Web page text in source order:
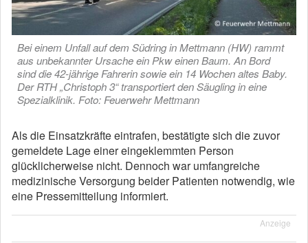
Bei einem Unfall auf dem Südring in Mettmann (HW) rammt
aus unbekannter Ursache ein Pkw einen Baum. An Bord
sind die 42-jährige Fahrerin sowie ein 14 Wochen altes Baby.
Der RTH „Christoph 3“ transportiert den Säugling in eine
Spezialklinik. Foto: Feuerwehr Mettmann
Als die Einsatzkräfte eintrafen, bestätigte sich die zuvor
gemeldete Lage einer eingeklemmten Person
glücklicherweise nicht. Dennoch war umfangreiche
medizinische Versorgung beider Patienten notwendig, wie
eine Pressemitteilung informiert.
Anzeige